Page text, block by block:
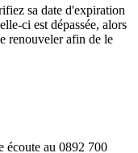
sa date d'expiration
ci est dépassée, alors
renouveler afin de le
écoute au 0892 700